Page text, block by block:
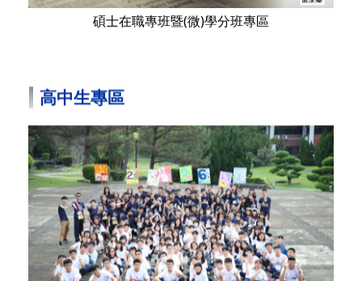
碩士在職專班暨(微)學分班專區
高中生專區